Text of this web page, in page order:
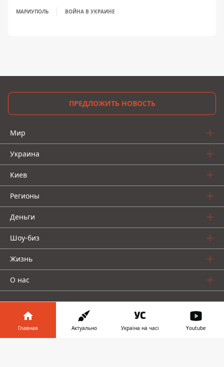
МАРИУПОЛЬ ВОЙНА В УКРАИНЕ
ПРЕДЛОЖИТЬ НОВОСТЬ
Мир
Украина
Киев
Регионы
Деньги
Шоу-биз
Жизнь
О нас
Главная Актуально Україна на часі Youtube